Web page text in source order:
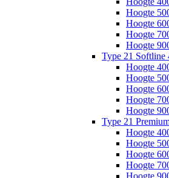
Hoogte
Hoogte
Hoogte
Hoogte
Type 21 Softline
Hoogte
Hoogte
Hoogte
Hoogte
Hoogte
Type 21
Hoogte
Hoogte
Hoogte
Hoogte
Hoogte